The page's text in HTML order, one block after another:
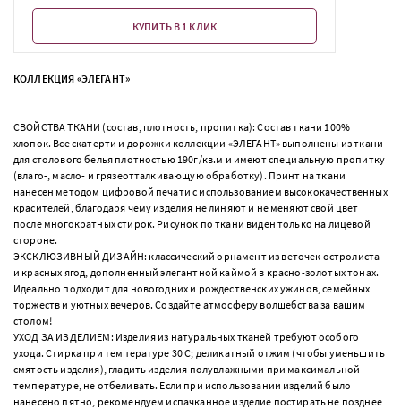
КУПИТЬ В 1 КЛИК
КОЛЛЕКЦИЯ «ЭЛЕГАНТ»
СВОЙСТВА ТКАНИ (состав, плотность, пропитка): Состав ткани 100%
хлопок. Все скатерти и дорожки коллекции «ЭЛЕГАНТ» выполнены из ткани
для столового белья плотностью 190г/кв.м и имеют специальную пропитку
(влаго-, масло- и грязеотталкивающую обработку). Принт на ткани
нанесен методом цифровой печати с использованием высококачественных
красителей, благодаря чему изделия не линяют и не меняют свой цвет
после многократных стирок. Рисунок по ткани виден только на лицевой
стороне.
ЭКСКЛЮЗИВНЫЙ ДИЗАЙН: классический орнамент из веточек остролиста
и красных ягод, дополненный элегантной каймой в красно-золотых тонах.
Идеально подходит для новогодних и рождественских ужинов, семейных
торжеств и уютных вечеров. Создайте атмосферу волшебства за вашим
столом!
УХОД ЗА ИЗДЕЛИЕМ: Изделия из натуральных тканей требуют особого
ухода. Стирка при температуре 30 С; деликатный отжим (чтобы уменьшить
смятость изделия), гладить изделия полувлажными при максимальной
температуре, не отбеливать. Если при использовании изделий было
нанесено пятно, рекомендуем испачканное изделие постирать не позднее